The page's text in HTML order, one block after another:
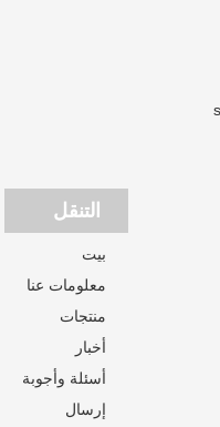
التنقل
بيت
معلومات عنا
منتجات
أخبار
أسئلة وأجوبة
إرسال